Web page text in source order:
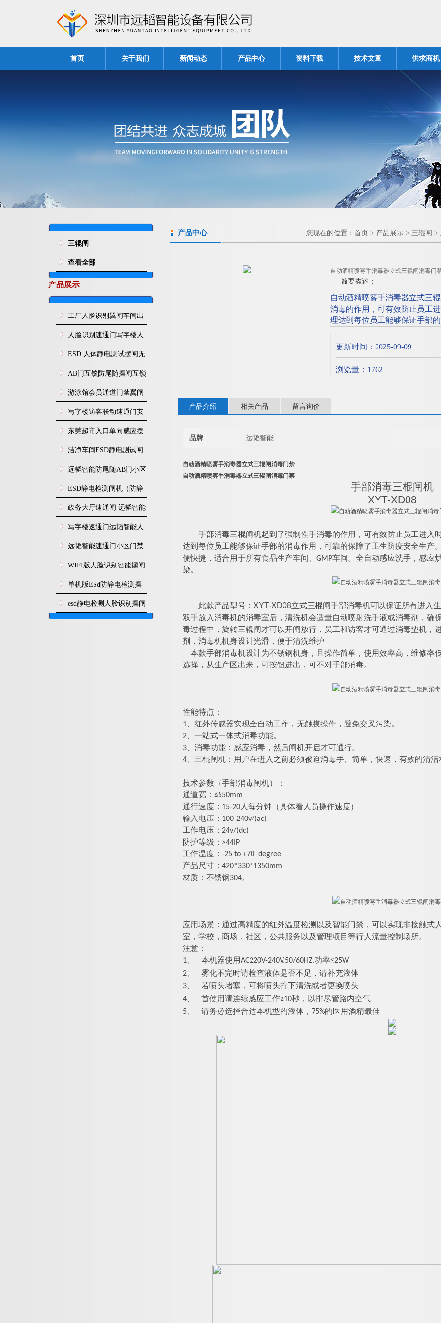
首页 关于我们 新闻动态 产品中心 资料下载 技术文章 供求商机
三辊闸
查看全部
产品展示
工厂人脸识别翼闸车间出
入口人行通道门禁
人脸识别速通门写字楼人
行通道闸门禁设备
ESD 人体静电测试摆闸无
尘车间防静电闸机
AB门互锁防尾随摆闸互锁
闸机
游泳馆会员通道门禁翼闸
写字楼访客联动速通门安
装
东莞超市入口单向感应摆
闸安装
洁净车间ESD静电测试闸
机
远韬智能防尾随AB门小区
门禁闸机安装
​ESD静电检测闸机（防静
电门禁通道系统）
政务大厅速通闸 远韬智能
防尾随静音速通门
写字楼速通门远韬智能人
脸识别快速通道闸
远韬智能速通门小区门禁
闸机食堂消费摆闸
WIFI版人脸识别智能摆闸
机
单机版ESd防静电检测摆
闸机
esd静电检测人脸识别摆闸
安装
产品中心 您现在的位置： 首页 > 产品展示 > 三辊闸 >
自动酒精喷雾手消毒器立式三辊闸消毒门
简要描述：
自动酒精喷雾手消毒器立式三
消毒的作用，可有效防止员工
理达到每位员工能够保证手部
间、GMP车间。全自动感应洗
更新时间：2025-09-09
浏览量：1762
产品介绍 相关产品 留言询价
品牌 远韬智能
自动酒精喷雾手消毒器立式三辊闸消毒门禁
自动酒精喷雾手消毒器立式三辊闸消毒门禁
手部消毒三棍闸机
XYT-XD08
手部消毒三棍闸 机起到了强制性手消毒的作用，可有效防止员工进入
达到每位员工能够保证手部的消毒作用，可靠的保障了卫生防疫安全生产
便快捷，适合用于所有食品生产车间、GMP车间。全自动感应洗手，感应
染。
此款产品型号： XYT-XD08立式三棍闸手部消毒机可以保证所有进入
双手放入消毒机的消毒室后，清洗机会适量自动喷射洗手液或消毒剂，确
毒过程中，旋转三辊闸才可以开闸放行，员工和访客才可通过消毒垫机，
剂，消毒机机身设计光滑，便于清洗维护
本款手部消毒机设计为不锈钢机身，且操作简单，使用效率高，维修率
选择， 从生产区出来，可按钮进出，可不对手部消毒。
性能特点 ：
1、红外传感器实现全自动工作，无触摸操作，避免交叉污染。
2、一站式一体式消毒功能。
3、 消毒功能：感应消毒 ，然后闸机开启才可通行。
4、 三棍闸机 ：用户在进入之前必须被迫消毒手。简单，快速，有效的清洁
技术参数（手部消毒闸机）：
通道宽：≤550mm
通行速度： 15-20人每分钟（具体看人员操作速度）
输入电压：100-240v/(ac)
工作电压：24v/(dc)
防护等级：>44IP
工作温度：-25 to +70 degree
产品尺寸： 420*330*1350mm
材质：不锈钢304。
应用场景： 通过高精度的红外温度检测以及智能门禁，可以实现非接触式
室，学校，商场，社区，公共服务以及管理项目等行人流量控制场所。
注意：
1、
本机器使用AC220V-240V.50/60HZ.功率≤25W
2、
雾化不完时请检查液体是否不足，请补充液体
3、
若喷头堵塞，可将喷头拧下清洗或者更换喷头
4、
首使用请连续感应工作≥10秒，以排尽管路内空气
5、
请务必选择合适本机型的液体，75%的医用酒精最佳